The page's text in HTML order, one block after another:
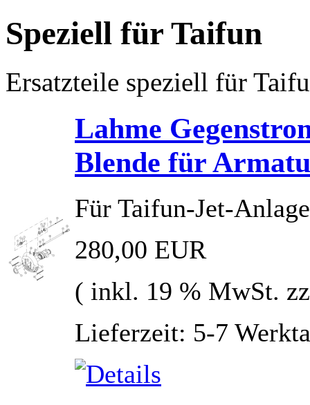
Speziell für Taifun
Ersatzteile speziell für
Lahme
Blende für
Für Taifun-Jet-Anlage
280,00 EUR
( inkl. 19 % MwSt.
Lieferzeit: 5-7